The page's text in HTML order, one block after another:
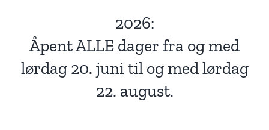
2026:
Åpent ALLE dager fra og med
lørdag 20. juni til og med lørdag
22. august.